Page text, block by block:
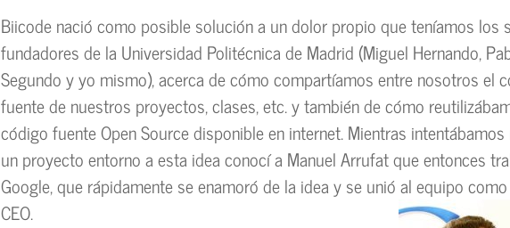
Biicode nació como posible solución a un dolor propio que teníamos los
fundadores de la Universidad Politécnica de Madrid (Miguel Hernando,
Segundo y yo mismo), acerca de cómo compartíamos entre nosotros el
fuente de nuestros proyectos, clases, etc. y también de cómo
código fuente Open Source disponible en internet. Mientras
un proyecto entorno a esta idea conocí a Manuel Arrufat que entonces
Google, que rápidamente se enamoró de la idea y se unió al equipo
CEO.